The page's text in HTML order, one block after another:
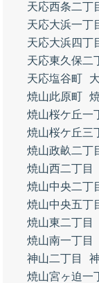
天応西条二丁
天応大浜一丁
天応大浜四丁
天応東久保二
天応塩谷町
焼山此原町
焼山桜ケ丘一
焼山桜ケ丘三
焼山政畝二丁
焼山西二丁目
焼山中央二丁
焼山中央五丁
焼山東二丁目
焼山南一丁目
神山二丁目
焼山宮ヶ迫一